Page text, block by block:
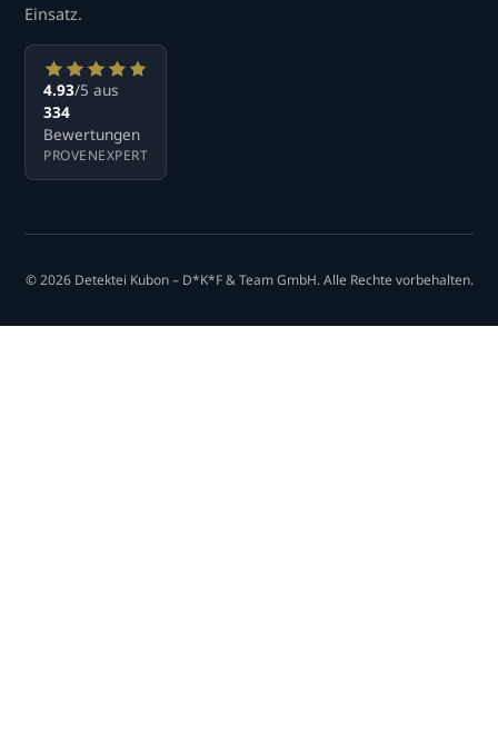
Einsatz.
4.93/5 aus
334
Bewertungen
PROVENEXPERT
© 2026 Detektei Kubon – D*K*F & Team GmbH. Alle Rechte vorbehalten.